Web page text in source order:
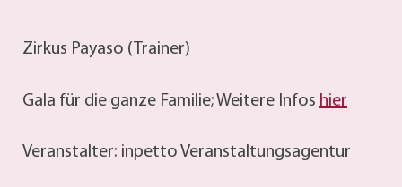
Zirkus Payaso (Trainer)
Gala für die ganze Familie; Weitere Infos hier
Veranstalter: inpetto Veranstaltungsagentur